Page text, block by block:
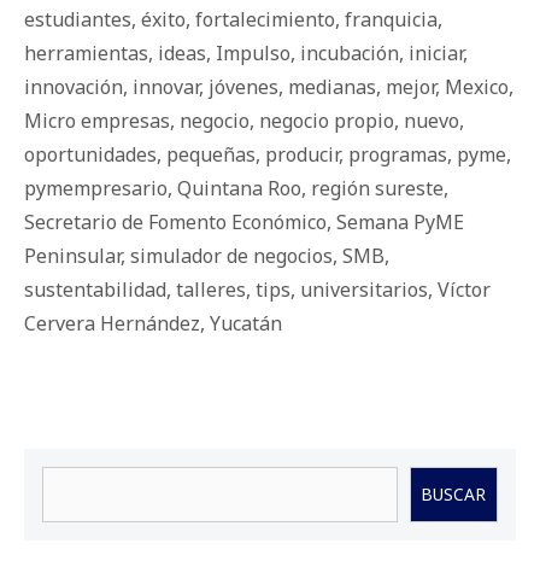
estudiantes, éxito, fortalecimiento, franquicia,
herramientas, ideas, Impulso, incubación, iniciar,
innovación, innovar, jóvenes, medianas, mejor, Mexico,
Micro empresas, negocio, negocio propio, nuevo,
oportunidades, pequeñas, producir, programas, pyme,
pymempresario, Quintana Roo, región sureste,
Secretario de Fomento Económico, Semana PyME
Peninsular, simulador de negocios, SMB,
sustentabilidad, talleres, tips, universitarios, Víctor
Cervera Hernández, Yucatán
BUSCAR